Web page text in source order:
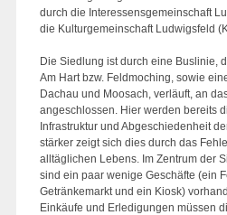
durch die Interessensgemeinschaft
die Kulturgemeinschaft Ludwigsfeld
Die Siedlung ist durch eine Buslinie,
Am Hart bzw. Feldmoching, sowie
Dachau und Moosach, verläuft, an
angeschlossen. Hier werden bereits
Infrastruktur und Abgeschiedenheit
stärker zeigt sich dies durch das
alltäglichen Lebens. Im Zentrum der
sind ein paar wenige Geschäfte (ein
Getränkemarkt und ein Kiosk)
Einkäufe und Erledigungen müssen